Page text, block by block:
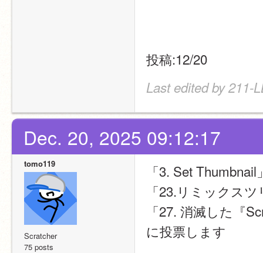
投稿:12/20
Last edited by 211-
Dec. 20, 2025 09:12:17
tomo119
Scratcher
75 posts
「3. Set Thumbnail
「23.リミックス
「27. 消滅した『
に投票します